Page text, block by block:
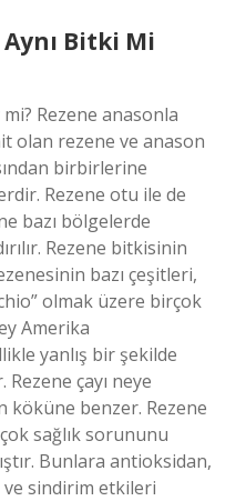
Bitki Mi
Rezene anasonla
olan rezene ve anason
birbirlerine
Rezene otu ile de
bazı bölgelerde
Rezene bitkisinin
bazı çeşitleri,
olmak üzere birçok
Amerika
yanlış bir şekilde
çayı neye
köküne benzer. Rezene
sağlık sorununu
Bunlara antioksidan,
sindirim etkileri